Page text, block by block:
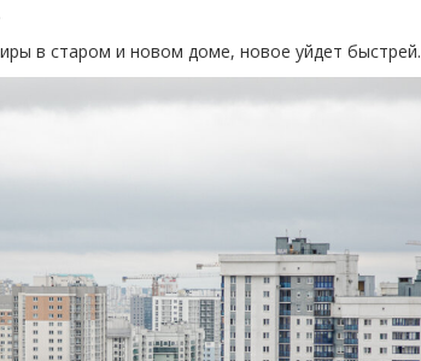
в старом и новом доме, новое уйдет быстрей.